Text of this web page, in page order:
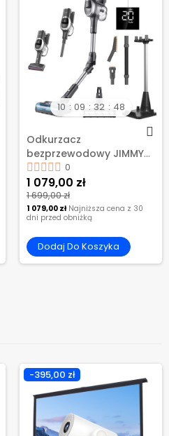
10 09 32 48
Odkurzacz
bezprzewodowy JIMMY
JV9 Pro Aqua 160AW z
głowicą do mycia
podłóg i płytek
0
1 079,00 zł
1 699,00 zł
1 079,00 złNajniższa cena z 30
dni przed obniżką
Dodaj Do Koszyka
-395,00 zł